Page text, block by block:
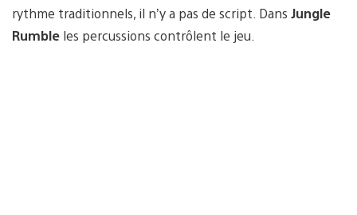
rythme traditionnels, il n’y a pas de script. Dans Jungle
Rumble les percussions contrôlent le jeu.